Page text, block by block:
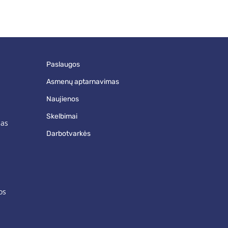
paslaugos
asmenų aptarnavimas
naujienos
skelbimai
darbotvarkės